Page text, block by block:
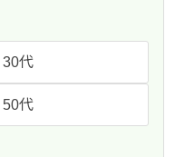
30代
50代